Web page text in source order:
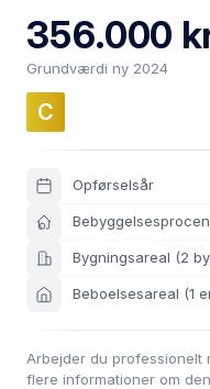
356.000
Grundværdi ny 2024
C
Opførselsår
Bygningsareal (2
Beboelsesareal (1
Arbejder du professionelt
flere informationer om